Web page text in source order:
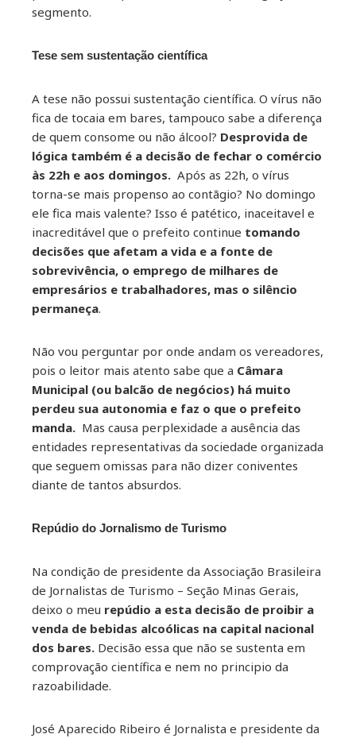
segmento.
Tese sem sustentação científica
A tese não possui sustentação científica. O vírus não
fica de tocaia em bares, tampouco sabe a diferença
de quem consome ou não álcool? Desprovida de
lógica também é a decisão de fechar o comércio
às 22h e aos domingos. Após as 22h, o vírus
torna-se mais propenso ao contãgio? No domingo
ele fica mais valente? Isso é patético, inaceitavel e
inacreditável que o prefeito continue tomando
decisões que afetam a vida e a fonte de
sobrevivência, o emprego de milhares de
empresários e trabalhadores, mas o silêncio
permaneça.
Não vou perguntar por onde andam os vereadores,
pois o leitor mais atento sabe que a Câmara
Municipal (ou balcão de negócios) há muito
perdeu sua autonomia e faz o que o prefeito
manda. Mas causa perplexidade a ausência das
entidades representativas da sociedade organizada
que seguem omissas para não dizer coniventes
diante de tantos absurdos.
Repúdio do Jornalismo de Turismo
Na condição de presidente da Associação Brasileira
de Jornalistas de Turismo – Seção Minas Gerais,
deixo o meu repúdio a esta decisão de proibir a
venda de bebidas alcoólicas na capital nacional
dos bares. Decisão essa que não se sustenta em
comprovação científica e nem no principio da
razoabilidade.
José Aparecido Ribeiro é Jornalista e presidente da